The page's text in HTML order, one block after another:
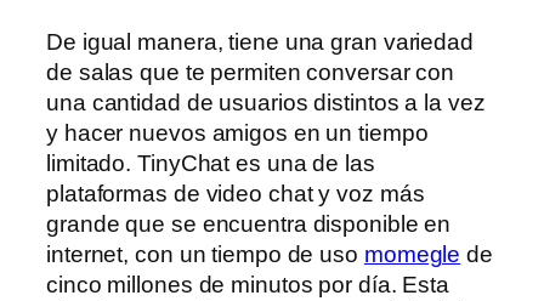
De igual manera, tiene una gran variedad
de salas que te permiten conversar con
una cantidad de usuarios distintos a la vez
y hacer nuevos amigos en un tiempo
limitado. TinyChat es una de las
plataformas de video chat y voz más
grande que se encuentra disponible en
internet, con un tiempo de uso momegle de
cinco millones de minutos por día. Esta